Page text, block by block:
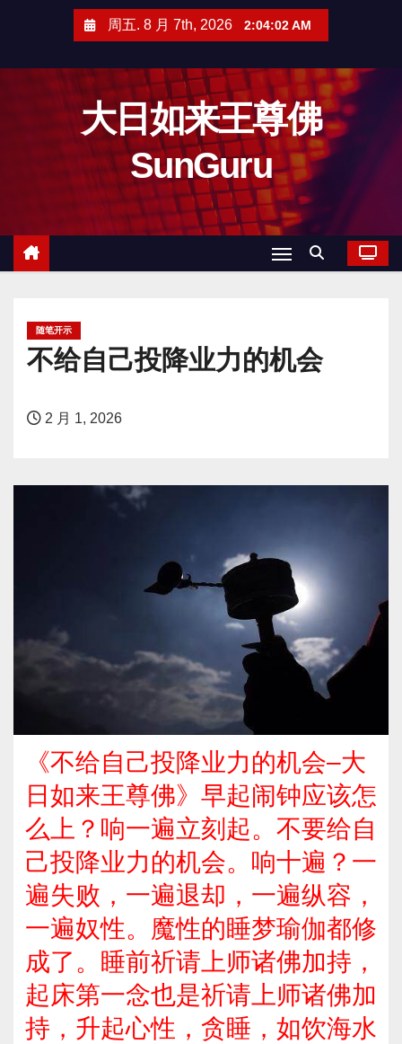
周五. 8 月 7th, 2026 2:04:03 AM
大日如来王尊佛
SunGuru
随笔开示
不给自己投降业力的机会
2 月 1, 2026
《不给自己投降业力的机会–大
日如来王尊佛》早起闹钟应该怎
么上？响一遍立刻起。不要给自
己投降业力的机会。响十遍？一
遍失败，一遍退却，一遍纵容，
一遍奴性。魔性的睡梦瑜伽都修
成了。睡前祈请上师诸佛加持，
起床第一念也是祈请上师诸佛加
持，升起心性，贪睡，如饮海水